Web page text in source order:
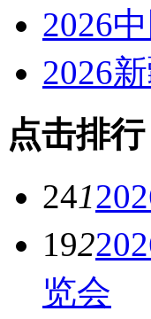
2026
2026
点击排行
241
192
览会